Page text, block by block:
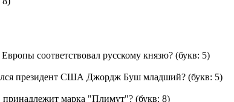
соответствовал русскому князю? (букв: 5)
президент США Джордж Буш младший? (букв: 5)
принадлежит марка "Плимут"? (букв: 8)